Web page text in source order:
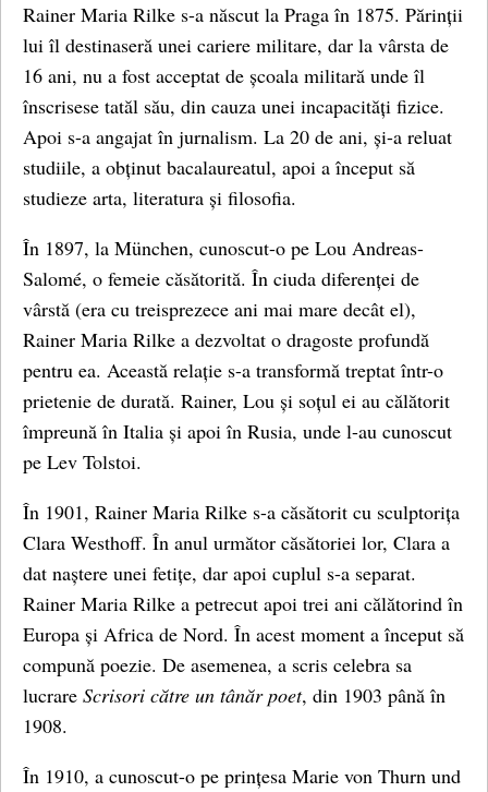
Rainer Maria Rilke s-a născut la Praga în 1875. Părinții
lui îl destinaseră unei cariere militare, dar la vârsta de
16 ani, nu a fost acceptat de școala militară unde îl
înscrisese tatăl său, din cauza unei incapacități fizice.
Apoi s-a angajat în jurnalism. La 20 de ani, și-a reluat
studiile, a obținut bacalaureatul, apoi a început să
studieze arta, literatura și filosofia.
În 1897, la München, cunoscut-o pe Lou Andreas-
Salomé, o femeie căsătorită. În ciuda diferenței de
vârstă (era cu treisprezece ani mai mare decât el),
Rainer Maria Rilke a dezvoltat o dragoste profundă
pentru ea. Această relație s-a transformă treptat într-o
prietenie de durată. Rainer, Lou și soțul ei au călătorit
împreună în Italia și apoi în Rusia, unde l-au cunoscut
pe Lev Tolstoi.
În 1901, Rainer Maria Rilke s-a căsătorit cu sculptorița
Clara Westhoff. În anul următor căsătoriei lor, Clara a
dat naștere unei fetițe, dar apoi cuplul s-a separat.
Rainer Maria Rilke a petrecut apoi trei ani călătorind în
Europa și Africa de Nord. În acest moment a început să
compună poezie. De asemenea, a scris celebra sa
lucrare Scrisori către un tânăr poet, din 1903 până în
1908.
În 1910, a cunoscut-o pe prințesa Marie von Thurn und